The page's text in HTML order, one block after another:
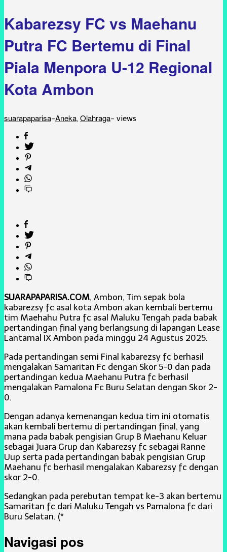
Kabarezsy FC vs Maehanu
Putra FC Bertemu di Final
Piala Menpora U-12 Regional
Kota Ambon
suarapaparisa-Aneka, Olahraga- views
SUARAPAPARISA.COM, Ambon, Tim sepak bola
kabarezsy fc asal kota Ambon akan kembali bertemu
tim Maehahu Putra fc asal Maluku Tengah pada babak
pertandingan final yang berlangsung di lapangan Lease
Lantamal IX Ambon pada minggu 24 Agustus 2025.
Pada pertandingan semi Final kabarezsy fc berhasil
mengalakan Samaritan Fc dengan Skor 5-0 dan pada
pertandingan kedua Maehanu Putra fc berhasil
mengalakan Pamalona Fc Buru Selatan dengan Skor 2-
0.
Dengan adanya kemenangan kedua tim ini otomatis
akan kembali bertemu di pertandingan final, yang
mana pada babak pengisian Grup B Maehanu Keluar
sebagai Juara Grup dan Kabarezsy fc sebagai Ranne
Uup serta pada pertandingan babak pengisian Grup
Maehanu fc berhasil mengalakan Kabarezsy fc dengan
skor 2-0.
Sedangkan pada perebutan tempat ke-3 akan bertemu
Samaritan fc dari Maluku Tengah vs Pamalona fc dari
Buru Selatan. (*
Navigasi pos